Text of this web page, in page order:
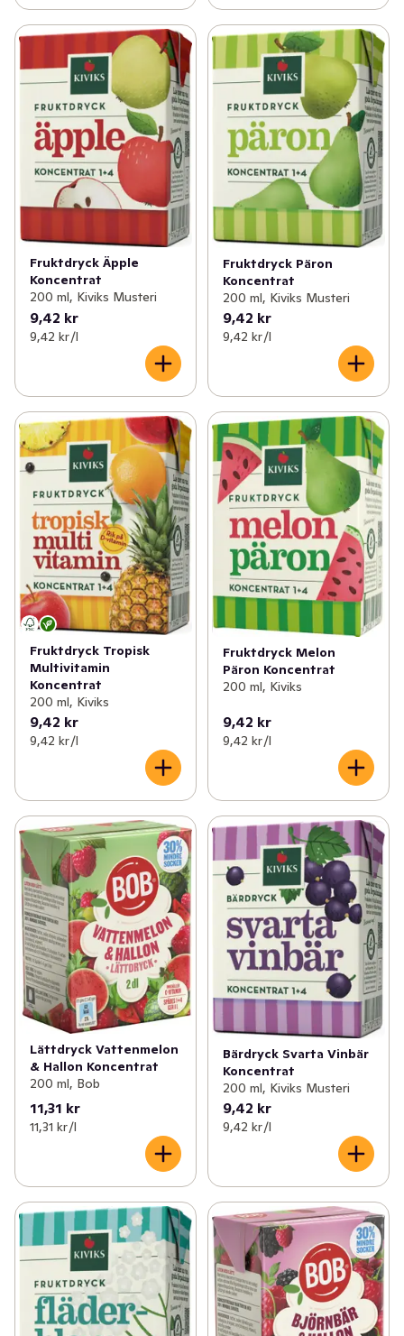
Fruktdryck Äpple
Koncentrat
200 ml, Kiviks Musteri
9,42 kr
9,42 kr /l
Fruktdryck Päron
Koncentrat
200 ml, Kiviks Musteri
9,42 kr
9,42 kr /l
Fruktdryck Tropisk
Multivitamin
Koncentrat
200 ml, Kiviks
9,42 kr
9,42 kr /l
Fruktdryck Melon
Päron Koncentrat
200 ml, Kiviks
9,42 kr
9,42 kr /l
Lättdryck Vattenmelon
& Hallon Koncentrat
200 ml, Bob
11,31 kr
11,31 kr /l
Bärdryck Svarta Vinbär
Koncentrat
200 ml, Kiviks Musteri
9,42 kr
9,42 kr /l